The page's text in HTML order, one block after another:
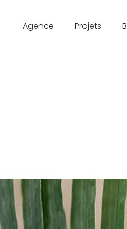
Agence Projets